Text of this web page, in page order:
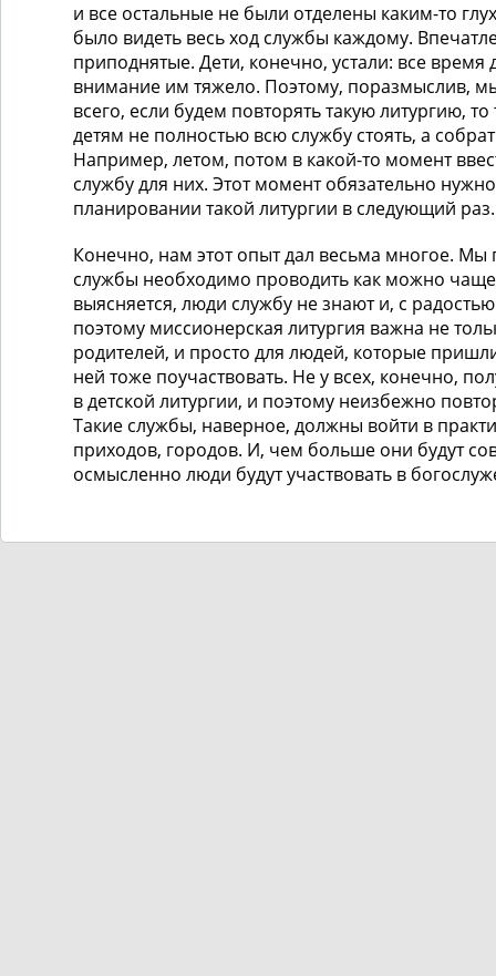
и все остальные не были отделены каким-то
было видеть весь ход службы каждому.
приподнятые. Дети, конечно, устали: все время
внимание им тяжело. Поэтому, поразмыслив,
всего, если будем повторять такую литургию,
детям не полностью всю службу стоять, а
Например, летом, потом в какой-то момент
службу для них. Этот момент обязательно
планировании такой литургии в следующий раз.
Конечно, нам этот опыт дал весьма многое. Мы
службы необходимо проводить как можно
выясняется, люди службу не знают и, с радостью
поэтому миссионерская литургия важна не
родителей, и просто для людей, которые
ней тоже поучаствовать. Не у всех, конечно,
в детской литургии, и поэтому неизбежно
Такие службы, наверное, должны войти в
приходов, городов. И, чем больше они будут
осмысленно люди будут участвовать в